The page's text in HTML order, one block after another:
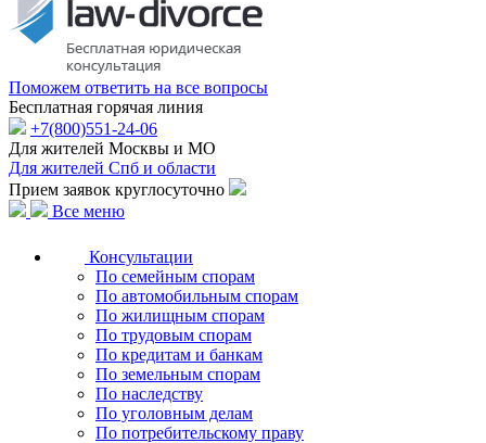
Поможем ответить на все вопросы
Бесплатная горячая линия
+7(800)551-24-06
Для жителей Москвы и МО
Для жителей Спб и области
Прием заявок круглосуточно
Все меню
Консультации
По семейным спорам
По автомобильным спорам
По жилищным спорам
По трудовым спорам
По кредитам и банкам
По земельным спорам
По наследству
По уголовным делам
По потребительскому праву